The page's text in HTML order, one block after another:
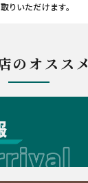
いただけます。
のオススメ